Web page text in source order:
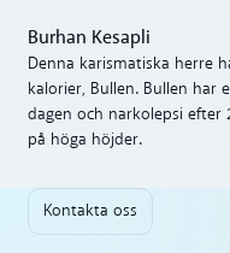
Burhan Kesapli
Denna karismatiska herre
kalorier, Bullen. Bullen har
dagen och narkolepsi efter
på höga höjder.
Kontakta oss